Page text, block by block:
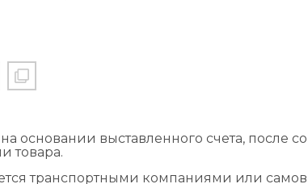
основании выставленного счета, после
товара.
транспортными компаниями или